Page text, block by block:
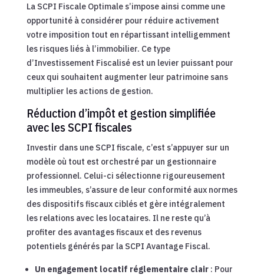
La SCPI Fiscale Optimale s’impose ainsi comme une
opportunité à considérer pour réduire activement
votre imposition tout en répartissant intelligemment
les risques liés à l’immobilier. Ce type
d’Investissement Fiscalisé est un levier puissant pour
ceux qui souhaitent augmenter leur patrimoine sans
multiplier les actions de gestion.
Réduction d’impôt et gestion simplifiée
avec les SCPI fiscales
Investir dans une SCPI fiscale, c’est s’appuyer sur un
modèle où tout est orchestré par un gestionnaire
professionnel. Celui-ci sélectionne rigoureusement
les immeubles, s’assure de leur conformité aux normes
des dispositifs fiscaux ciblés et gère intégralement
les relations avec les locataires. Il ne reste qu’à
profiter des avantages fiscaux et des revenus
potentiels générés par la SCPI Avantage Fiscal.
Un engagement locatif réglementaire clair: Pour